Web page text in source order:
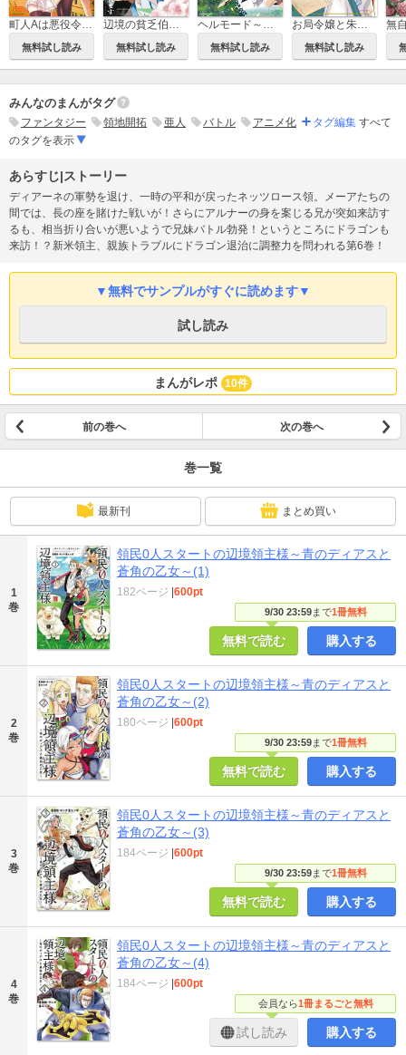
町人Aは悪役令嬢をどうしても救いたい ～どぶと空と氷の姫君～
無料試し読み
辺境の貧乏伯爵に嫁ぐことになったので領地改革に励みます ～the letter from Boule～
無料試し読み
ヘルモード～やり込み好きのゲーマーは廃設定の異世界で無双する～ はじまりの召喚士
無料試し読み 無料試し読み
みんなのまんがタグ
ファンタジー 領地開拓 亜人 バトル アニメ化 タグ編集 すべて
のタグを表示
あらすじ|ストーリー
ディアーネの軍勢を退け、一時の平和が戻ったネッツロース領。メーアたちの
間では、長の座を賭けた戦いが！さらにアルナーの身を案じる兄が突如来訪す
るも、相当折り合いが悪いようで兄妹バトル勃発！というところにドラゴンも
来訪！？新米領主、親族トラブルにドラゴン退治に調整力を問われる第6巻！
▼無料でサンプルがすぐに読めます▼
試し読み
まんがレポ 10件
前の巻へ 次の巻へ
巻一覧
最新刊 まとめ買い
1
巻
領民0人スタートの辺境領主様～青のディアスと
蒼角の乙女～(1)
9/30 23:59まで1冊無料
182ページ 600pt
無料で読む 購入する
2
巻
領民0人スタートの辺境領主様～青のディアスと
蒼角の乙女～(2)
9/30 23:59まで1冊無料
180ページ 600pt
無料で読む 購入する
3
巻
領民0人スタートの辺境領主様～青のディアスと
蒼角の乙女～(3)
9/30 23:59まで1冊無料
184ページ 600pt
無料で読む 購入する
4
巻
領民0人スタートの辺境領主様～青のディアスと
蒼角の乙女～(4)
会員なら1冊まるごと無料
184ページ 600pt
試し読み 購入する